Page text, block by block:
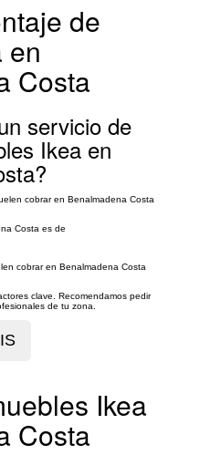
de
en
Costa
servicio de
Ikea en
cobrar en Benalmadena Costa
Costa es de
cobrar en Benalmadena Costa
clave. Recomendamos pedir
de tu zona.
Ikea
Costa